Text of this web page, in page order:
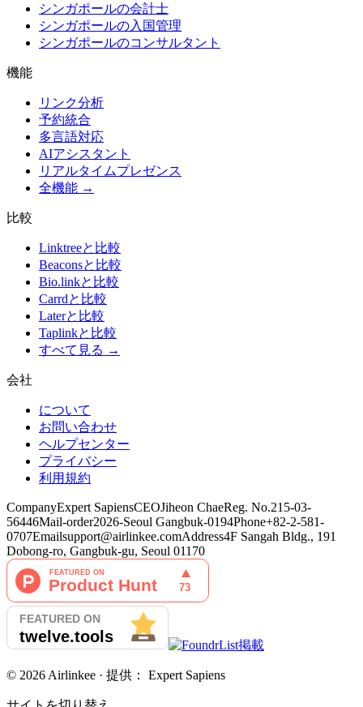
シンガポールの会計士
シンガポールの入国管理
シンガポールのコンサルタント
機能
リンク分析
予約統合
多言語対応
AIアシスタント
リアルタイムプレゼンス
全機能 →
比較
Linktreeと比較
Beaconsと比較
Bio.linkと比較
Carrdと比較
Laterと比較
Taplinkと比較
すべて見る →
会社
について
お問い合わせ
ヘルプセンター
プライバシー
利用規約
CompanyExpert SapiensCEOJiheon ChaeReg. No.215-03-
56446Mail-order2026-Seoul Gangbuk-0194Phone+82-2-581-
0707Emailsupport@airlinkee.comAddress4F Sangah Bldg., 191
Dobong-ro, Gangbuk-gu, Seoul 01170
© 2026 Airlinkee · 提供： Expert Sapiens